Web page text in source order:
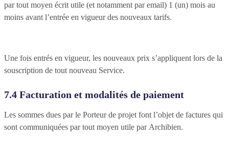
par tout moyen écrit utile (et notamment par email) 1 (un) mois au
moins avant l’entrée en vigueur des nouveaux tarifs.
Une fois entrés en vigueur, les nouveaux prix s’appliquent lors de la
souscription de tout nouveau Service.
7.4 Facturation et modalités de paiement
Les sommes dues par le Porteur de projet font l’objet de factures qui
sont communiquées par tout moyen utile par Archibien.